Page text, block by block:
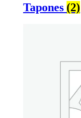
Tapones (2)